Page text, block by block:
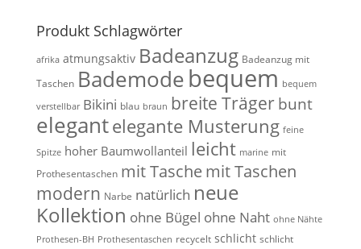
Produkt Schlagwörter
afrika atmungsaktiv Badeanzug Badeanzug mit
Taschen Bademodebequem bequem
verstellbar Bikini blau braun breite Träger bunt
elegantelegante Musterung feine
Spitze hoher Baumwollanteil leicht marine mit
Prothesentaschen mit Taschemit Taschen
modern Narbe natürlich neue
Kollektion ohne Bügel ohne Naht ohne Nähte
Prothesen-BH Prothesentaschen recycelt schlicht schlicht